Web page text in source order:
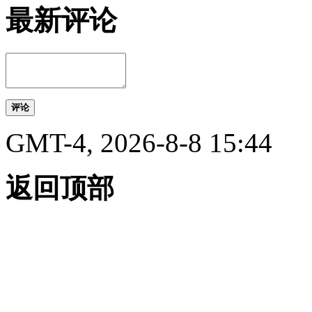
最新评论
评论
GMT-4, 2026-8-8 15:44
返回顶部